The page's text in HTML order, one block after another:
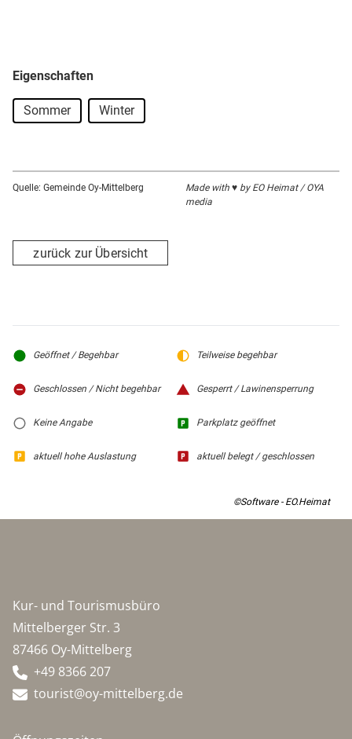
Freizeitanlagen mit Sanitäreinrichtungen, Umkleidekabinen,
Kiosk,
Auf dem knapp 15 km langen Rad- und Wanderweg rund
um den Rottachsee kann man die wunderschöne Aussicht
Am Badeplatz in Bisseroy befindet sich ein separat
Eigenschaften
Sommer Winter
Quelle: Gemeinde Oy-Mittelberg
Made with ♥ by EO Heimat / OYA
media
zurück zur Übersicht
Geöffnet / Begehbar Teilweise begehbar
Geschlossen / Nicht begehbar Gesperrt / Lawinensperrung
Keine Angabe Parkplatz geöffnet
aktuell hohe Auslastung aktuell belegt / geschlossen
©Software - EO.Heimat
Kur- und Tourismusbüro
Mittelberger Str. 3
87466 Oy-Mittelberg
+49 8366 207
tourist@oy-mittelberg.de